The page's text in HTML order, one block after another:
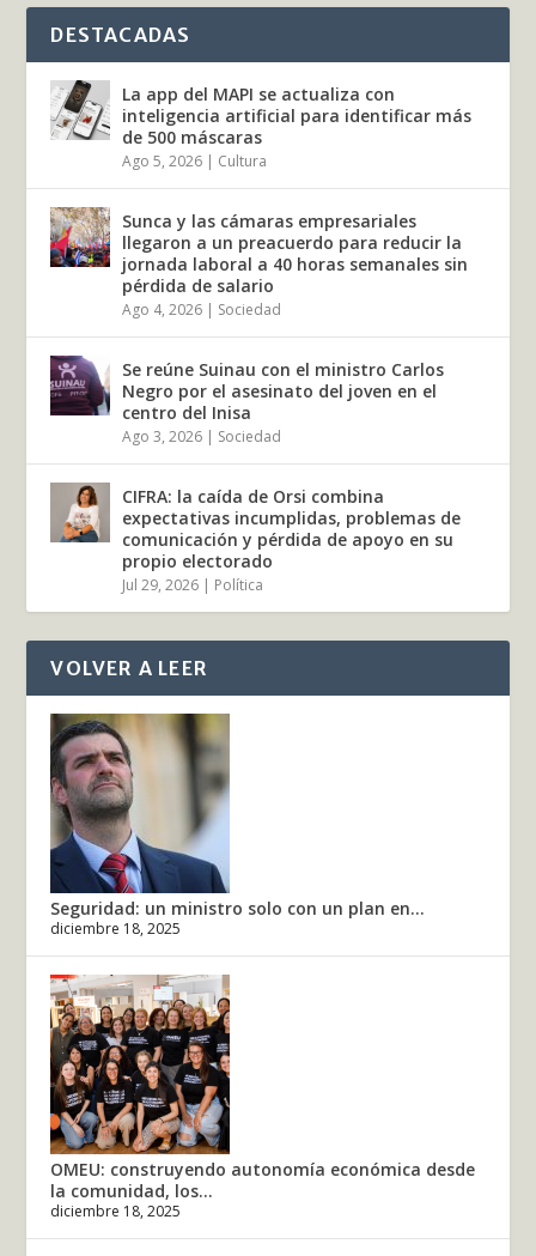
DESTACADAS
La app del MAPI se actualiza con
inteligencia artificial para identificar más
de 500 máscaras
Ago 5, 2026 | Cultura
Sunca y las cámaras empresariales
llegaron a un preacuerdo para reducir la
jornada laboral a 40 horas semanales sin
pérdida de salario
Ago 4, 2026 | Sociedad
Se reúne Suinau con el ministro Carlos
Negro por el asesinato del joven en el
centro del Inisa
Ago 3, 2026 | Sociedad
CIFRA: la caída de Orsi combina
expectativas incumplidas, problemas de
comunicación y pérdida de apoyo en su
propio electorado
Jul 29, 2026 | Política
VOLVER A LEER
Seguridad: un ministro solo con un plan en...
diciembre 18, 2025
OMEU: construyendo autonomía económica desde
la comunidad, los...
diciembre 18, 2025